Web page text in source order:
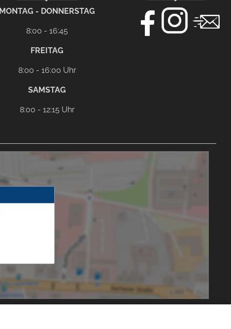
MONTAG - DONNERSTAG
8:00 - 16:45
FREITAG
8:00 - 16:00 Uhr
SAMSTAG
8:00 - 12:15 Uhr